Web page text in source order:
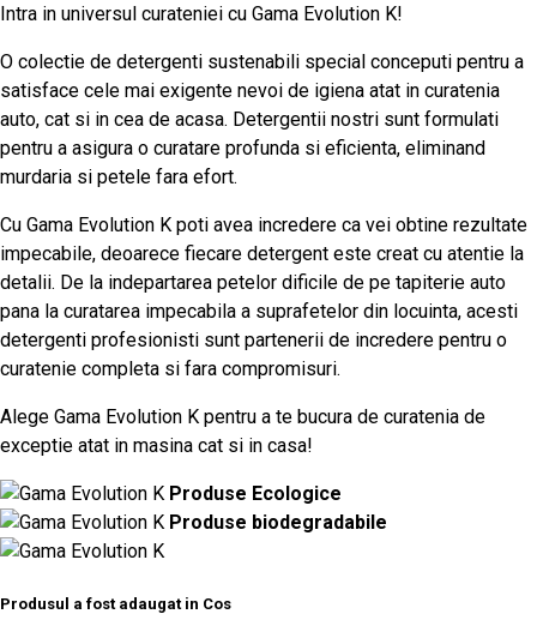
Intra in universul curateniei cu Gama Evolution K!
O colectie de detergenti sustenabili special conceputi pentru a
satisface cele mai exigente nevoi de igiena atat in curatenia
auto, cat si in cea de acasa. Detergentii nostri sunt formulati
pentru a asigura o curatare profunda si eficienta, eliminand
murdaria si petele fara efort.
Cu Gama Evolution K poti avea incredere ca vei obtine rezultate
impecabile, deoarece fiecare detergent este creat cu atentie la
detalii. De la indepartarea petelor dificile de pe tapiterie auto
pana la curatarea impecabila a suprafetelor din locuinta, acesti
detergenti profesionisti sunt partenerii de incredere pentru o
curatenie completa si fara compromisuri.
Alege Gama Evolution K pentru a te bucura de curatenia de
exceptie atat in masina cat si in casa!
Produse Ecologice
Produse biodegradabile
Produsul a fost adaugat in Cos